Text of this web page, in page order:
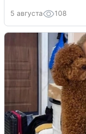
5 августа 108